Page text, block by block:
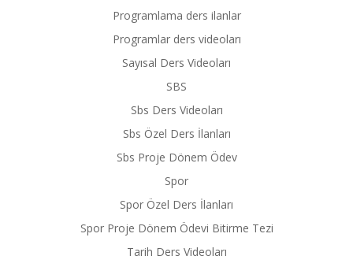
Programlama ders ilanlar
Programlar ders videoları
Sayısal Ders Videoları
SBS
Sbs Ders Videoları
Sbs Özel Ders İlanları
Sbs Proje Dönem Ödev
Spor
Spor Özel Ders İlanları
Spor Proje Dönem Ödevi Bitirme Tezi
Tarih Ders Videoları